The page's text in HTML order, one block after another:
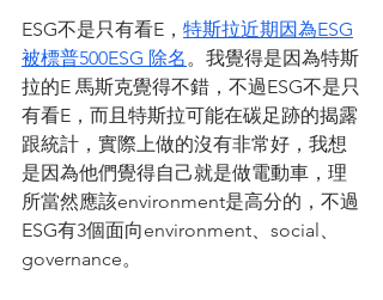
ESG不是只有看E， 特斯拉近期因為ESG
被標普500ESG 除名 。我覺得是因為特斯
拉的E 馬斯克覺得不錯，不過ESG不是只
有看E，而且特斯拉可能在碳足跡的揭露
跟統計，實際上做的沒有非常好，我想
是因為他們覺得自己就是做電動車，理
所當然應該environment是高分的，不過
ESG有3個面向environment、social、
governance。